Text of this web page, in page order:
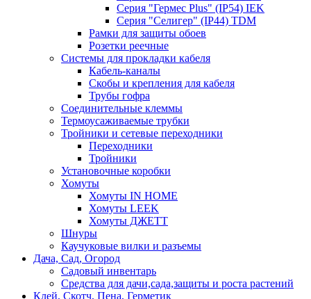
Серия "Гермес Plus" (IP54) IEK
Серия "Селигер" (IP44) TDM
Рамки для защиты обоев
Розетки реечные
Системы для прокладки кабеля
Кабель-каналы
Скобы и крепления для кабеля
Трубы гофра
Соединительные клеммы
Термоусаживаемые трубки
Тройники и сетевые переходники
Переходники
Тройники
Установочные коробки
Хомуты
Хомуты IN HOME
Хомуты LEEK
Хомуты ДЖЕТТ
Шнуры
Каучуковые вилки и разъемы
Дача, Сад, Огород
Садовый инвентарь
Средства для дачи,сада,защиты и роста растений
Клей, Скотч, Пена, Герметик